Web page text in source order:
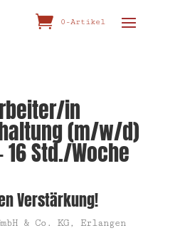
0-Artikel
in
(m/w/d)
16 Std./Woche
Verstärkung!
& Co. KG, Erlangen